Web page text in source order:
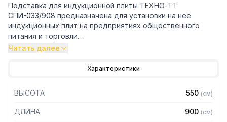
Подставка для индукционной плиты ТЕХНО-ТТ
СПИ-033/908 предназначена для установки на неё
индукционных плит на предприятиях общественного
питания и торговли.
— Полка из нержавеющей стали марки AISI 430 толщиной
0,8 мм
— Регулируемые опоры
Читать далее
Характеристики
ВЫСОТА 550 (см)
ДЛИНА 900 (см)